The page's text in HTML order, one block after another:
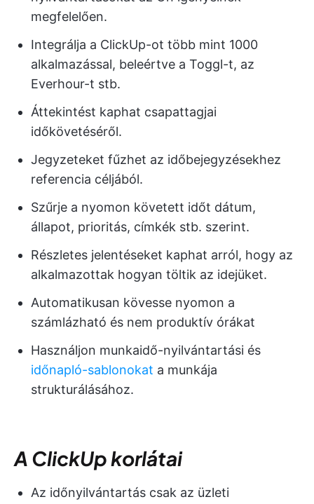
megfelelően.
Integrálja a ClickUp-ot több mint 1000
alkalmazással, beleértve a Toggl-t, az
Everhour-t stb.
Áttekintést kaphat csapattagjai
időkövetéséről.
Jegyzeteket fűzhet az időbejegyzésekhez
referencia céljából.
Szűrje a nyomon követett időt dátum,
állapot, prioritás, címkék stb. szerint.
Részletes jelentéseket kaphat arról, hogy az
alkalmazottak hogyan töltik az idejüket.
Automatikusan kövesse nyomon a
számlázható és nem produktív órákat
Használjon munkaidő-nyilvántartási és
időnapló-sablonokat a munkája
strukturálásához.
A ClickUp korlátai
Az időnyilvántartás csak az üzleti